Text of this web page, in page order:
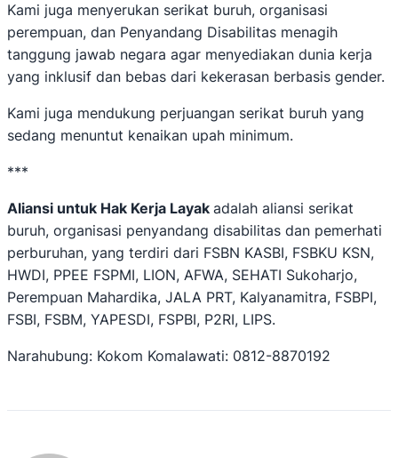
Kami juga menyerukan serikat buruh, organisasi
perempuan, dan Penyandang Disabilitas menagih
tanggung jawab negara agar menyediakan dunia kerja
yang inklusif dan bebas dari kekerasan berbasis gender.
Kami juga mendukung perjuangan serikat buruh yang
sedang menuntut kenaikan upah minimum.
***
Aliansi untuk Hak Kerja Layak adalah aliansi serikat
buruh, organisasi penyandang disabilitas dan pemerhati
perburuhan, yang terdiri dari FSBN KASBI, FSBKU KSN,
HWDI, PPEE FSPMI, LION, AFWA, SEHATI Sukoharjo,
Perempuan Mahardika, JALA PRT, Kalyanamitra, FSBPI,
FSBI, FSBM, YAPESDI, FSPBI, P2RI, LIPS.
Narahubung: Kokom Komalawati: 0812-8870192